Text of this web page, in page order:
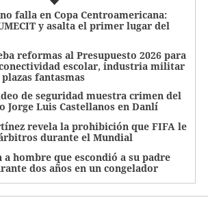
falla en Copa Centroamericana:
y asalta el primer lugar del
reformas al Presupuesto 2026 para
escolar, industria militar
fantasmas
de seguridad muestra crimen del
Jorge Luis Castellanos en Danlí
revela la prohibición que FIFA le
durante el Mundial
a hombre que escondió a su padre
dos años en un congelador